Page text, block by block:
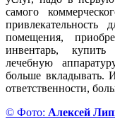
самого
привлекательность
помещения,
инвентарь, купить
лечебную
больше вкладывать.
ответственности,
© Фото: Алексей